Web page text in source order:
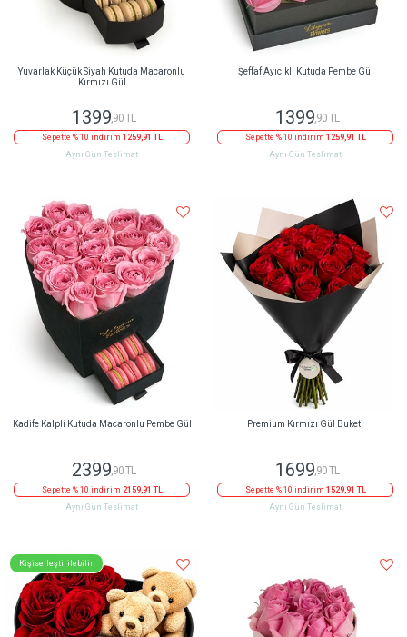
Yuvarlak Küçük Siyah Kutuda Macaronlu
Kırmızı Gül
1399 ,90 TL
Sepette % 10 indirim 1259,91 TL
Aynı Gün Teslimat
Şeffaf Ayıcıklı Kutuda Pembe Gül
1399 ,90 TL
Sepette % 10 indirim 1259,91 TL
Aynı Gün Teslimat
Kadife Kalpli Kutuda Macaronlu Pembe Gül
2399,90 TL
Sepette % 10 indirim 2159,91 TL
Aynı Gün Teslimat
Premium Kırmızı Gül Buketi
1699,90 TL
Sepette % 10 indirim 1529,91 TL
Aynı Gün Teslimat
Kişiselleştirilebilir